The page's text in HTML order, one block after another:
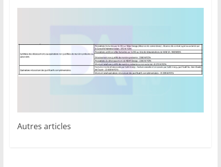
Autres articles